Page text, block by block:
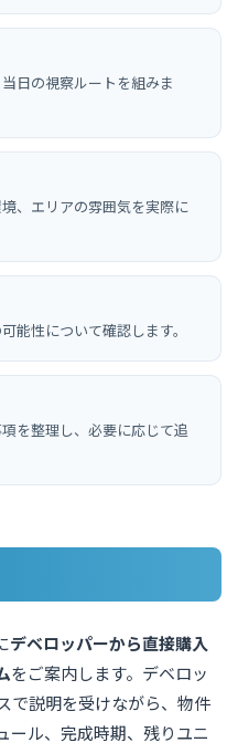
日の視察ルートを組みま
、エリアの雰囲気を実際に
能性について確認します。
を整理し、必要に応じて追
デベロッパーから直接購入
をご案内します。デベロッ
で説明を受けながら、物件
ール、完成時期、残りユニ